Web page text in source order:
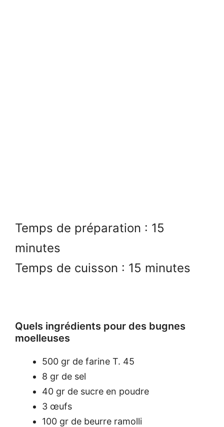
Temps de préparation : 15
minutes
Temps de cuisson : 15 minutes
Quels ingrédients pour des bugnes
moelleuses
500 gr de farine T. 45
8 gr de sel
40 gr de sucre en poudre
3 œufs
100 gr de beurre ramolli